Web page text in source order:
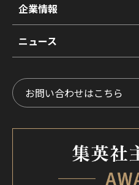
企業情報
ニュース
お問い合わせはこちら